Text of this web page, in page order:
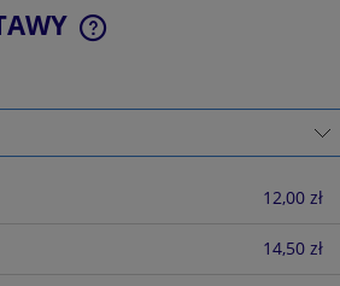
KOSZTÓW PŁATNOŚCI
12,00 zł
14,50 zł